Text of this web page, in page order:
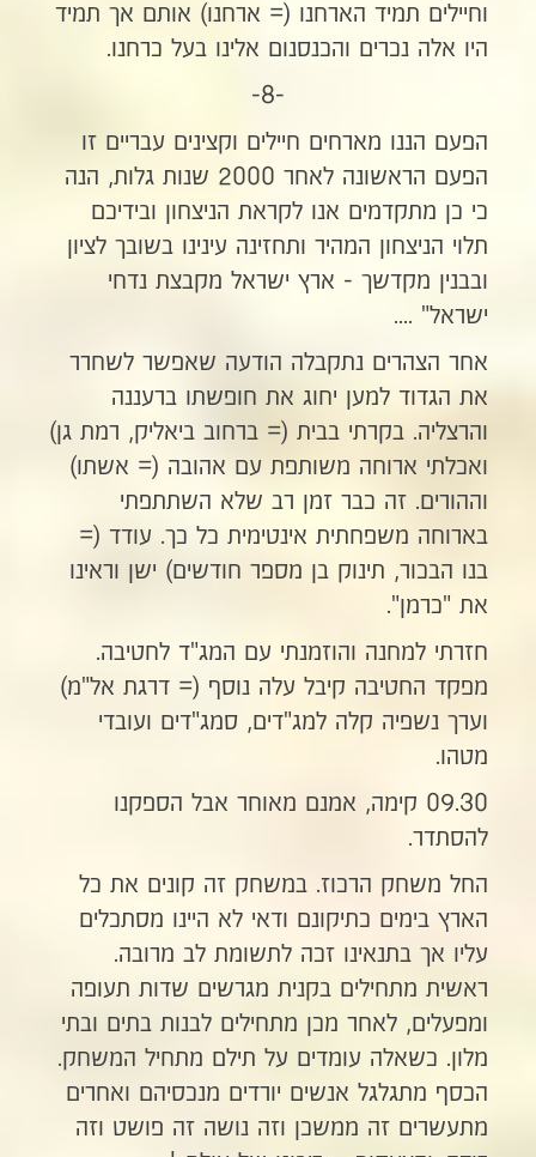
וחיילים תמיד הארחנו (= ארחנו) אותם אך תמיד
היו אלה נכרים והכנסנום אלינו בעל כרחנו.
-8-
הפעם הננו מארחים חיילים וקצינים עבריים זו
הפעם הראשונה לאחר 2000 שנות גלות, הנה
כי כן מתקדמים אנו לקראת הניצחון ובידיכם
תלוי הניצחון המהיר ותחזינה עינינו בשובך לציון
ובבנין מקדשך - ארץ ישראל מקבצת נדחי
ישראל" ....
אחר הצהרים נתקבלה הודעה שאפשר לשחרר
את הגדוד למען יחוג את חופשתו ברעננה
והרצליה. בקרתי בבית (= ברחוב ביאליק, רמת גן)
ואכלתי ארוחה משותפת עם אהובה (= אשתו)
וההורים. זה כבר זמן רב שלא השתתפתי
בארוחה משפחתית אינטימית כל כך. עודד (=
בנו הבכור, תינוק בן מספר חודשים) ישן וראינו
את "כרמן".
חזרתי למחנה והוזמנתי עם המג"ד לחטיבה.
מפקד החטיבה קיבל עלה נוסף (= דרגת אל"מ)
וערך נשפיה קלה למג"דים, סמג"דים ועובדי
מטהו.
09.30 קימה, אמנם מאוחר אבל הספקנו
להסתדר.
החל משחק הרכוז. במשחק זה קונים את כל
הארץ בימים כתיקונם ודאי לא היינו מסתכלים
עליו אך בתנאינו זכה לתשומת לב מרובה.
ראשית מתחילים בקנית מגרשים שדות תעופה
ומפעלים, לאחר מכן מתחילים לבנות בתים ובתי
מלון. כשאלה עומדים על תילם מתחיל המשחק.
הכסף מתגלגל אנשים יורדים מנכסיהם ואחרים
מתעשרים זה ממשכן וזה נושה זה פושט וזה